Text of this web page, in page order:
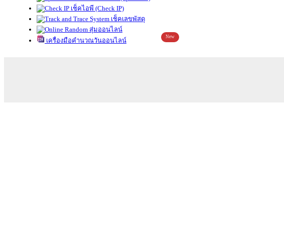
เช็คไอพี (Check IP)
เช็คเลขพัสดุ
สุ่มออนไลน์
เครื่องมือคำนวณวันออนไลน์
New